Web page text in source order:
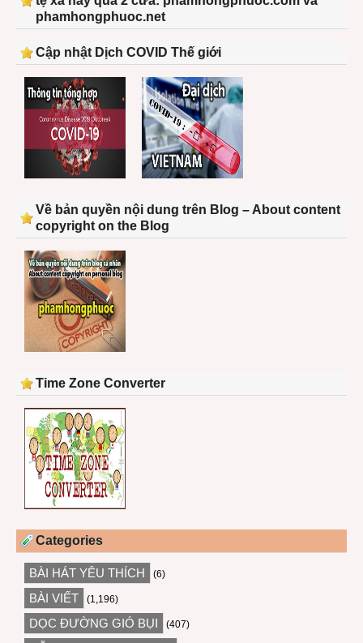
phamhongphuoc.net
Cập nhật Dịch COVID Thế giới
Về bản quyền nội dung trên Blog – About content
copyright on the Blog
Time Zone Converter
Categories
BÀI HÁT YÊU THÍCH (6)
BÀI VIẾT (1,196)
DỌC ĐƯỜNG GIÓ BỤI (407)